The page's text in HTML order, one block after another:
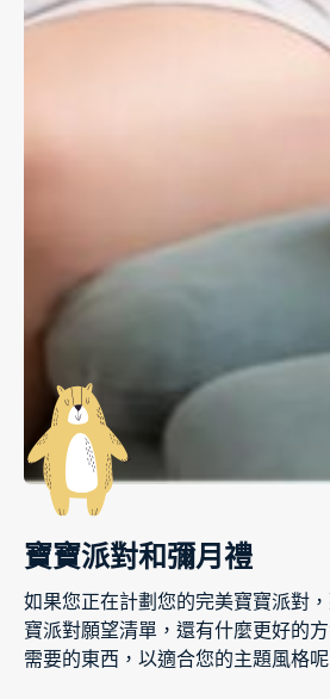
寶寶派對和彌月禮
如果您正在計劃您的完美寶寶派對
寶派對願望清單，還有什麼更好的
需要的東西，以適合您的主題風格呢